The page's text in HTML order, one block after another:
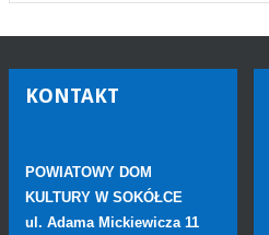
KONTAKT
POWIATOWY DOM
KULTURY W SOKÓŁCE
ul. Adama Mickiewicza 11